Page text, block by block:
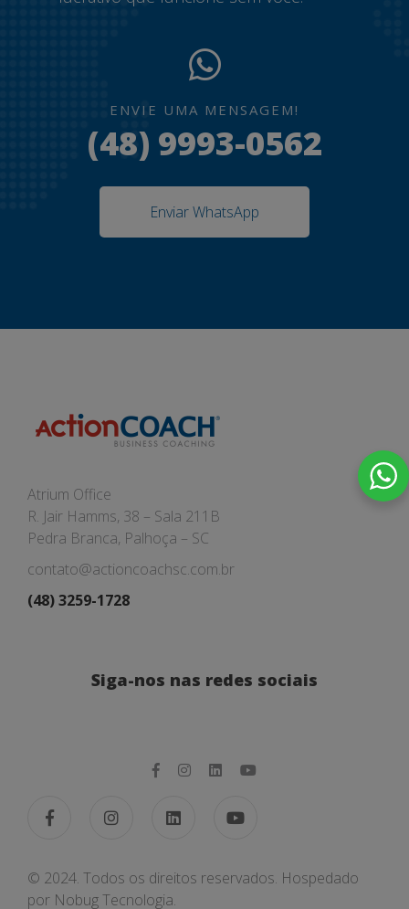
ENVIE UMA MENSAGEM!
(48) 9993-0562
Enviar WhatsApp
Atrium Office
R. Jair Hamms, 38 – Sala 211B
Pedra Branca, Palhoça – SC
contato@actioncoachsc.com.br
(48) 3259-1728
Siga-nos nas redes sociais
© 2024. Todos os direitos reservados. Hospedado
por Nobug Tecnologia.